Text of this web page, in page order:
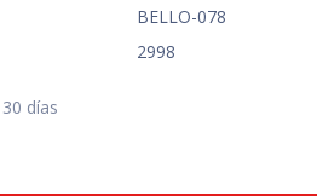
BELLO-078
2998
días